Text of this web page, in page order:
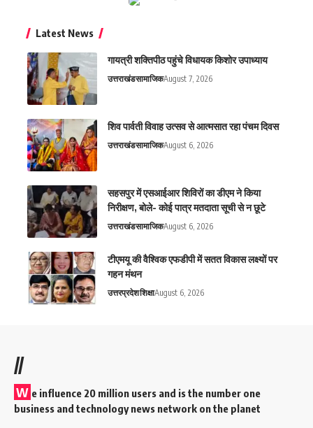
Latest News
गायत्री शक्तिपीठ पहुंचे विधायक किशोर उपाध्याय
उत्तराखंडसामाजिकAugust 7, 2026
शिव पार्वती विवाह उत्सव से आत्मसात रहा पंचम दिवस
उत्तराखंडसामाजिकAugust 6, 2026
सहसपुर में एसआईआर शिविरों का डीएम ने किया
निरीक्षण, बोले- कोई पात्र मतदाता सूची से न छूटे
उत्तराखंडसामाजिकAugust 6, 2026
टीएमयू की वैश्विक एफडीपी में सतत विकास लक्ष्यों पर
गहन मंथन
उत्तरप्रदेशशिक्षाAugust 6, 2026
//
W e influence 20 million users and is the number one
business and technology news network on the planet